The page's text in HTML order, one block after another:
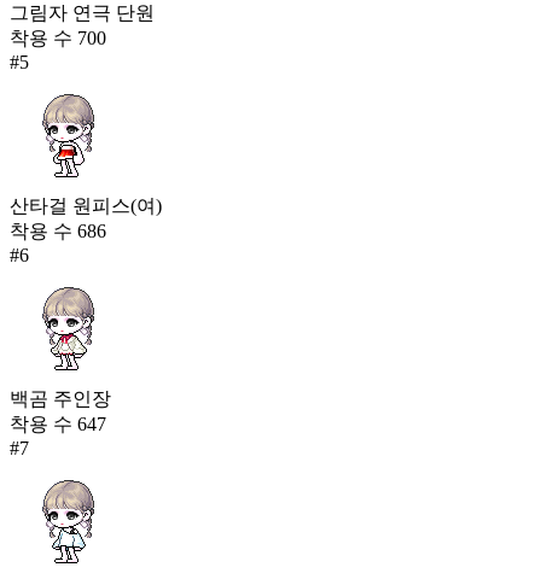
그림자 연극 단원
착용 수 700
#5
산타걸 원피스(여)
착용 수 686
#6
백곰 주인장
착용 수 647
#7